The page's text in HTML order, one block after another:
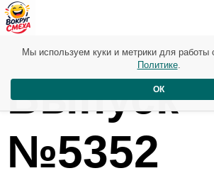
Выпуск
№5352
Мы используем куки и метрики для работы
Политике.
ОК